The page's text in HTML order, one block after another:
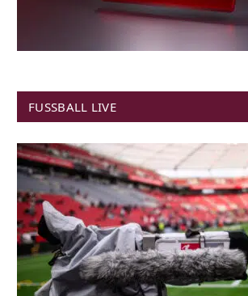
FUSSBALL LIVE